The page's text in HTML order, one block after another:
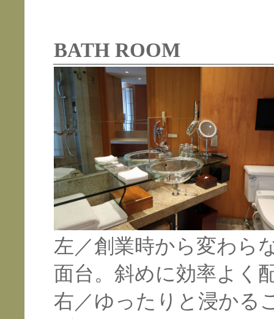
BATH ROOM
左／創業時から変わら
面台。斜めに効率よく
右／ゆったりと浸かる